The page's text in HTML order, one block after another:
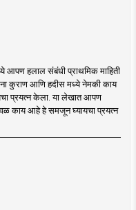
आपण हलाल संबंधी प्राथमिक माहिती
कुराण आणि हदीस मध्ये नेमकी काय
प्रयत्न केला. या लेखात आपण
काय आहे हे समजून घ्यायचा प्रयत्न